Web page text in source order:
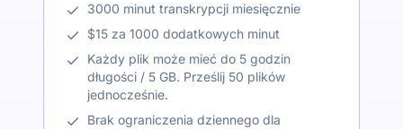
3000 minut transkrypcji miesięcznie
$15 za 1000 dodatkowych minut
Każdy plik może mieć do 5 godzin
długości / 5 GB. Prześlij 50 plików
jednocześnie.
Brak ograniczenia dziennego dla